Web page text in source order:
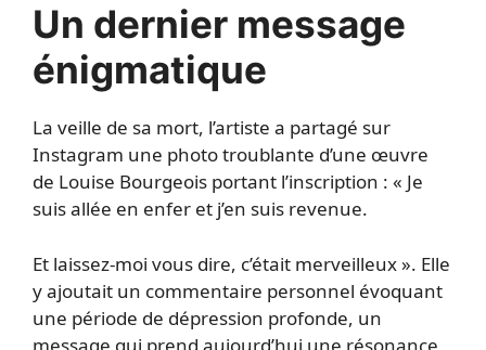
Un dernier message
énigmatique
La veille de sa mort, l’artiste a partagé sur
Instagram une photo troublante d’une œuvre
de Louise Bourgeois portant l’inscription : « Je
suis allée en enfer et j’en suis revenue.
Et laissez-moi vous dire, c’était merveilleux ». Elle
y ajoutait un commentaire personnel évoquant
une période de dépression profonde, un
message qui prend aujourd’hui une résonance